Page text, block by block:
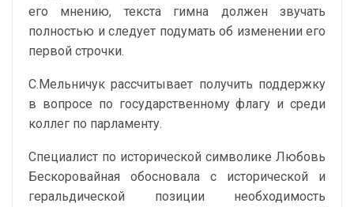
его мнению, текста гимна должен звучать
полностью и следует подумать об изменении его
первой строчки.
С.Мельничук рассчитывает получить поддержку
в вопросе по государственному флагу и среди
коллег по парламенту.
Специалист по исторической символике Любовь
Бескоровайная обосновала с исторической и
геральдической позиции необходимость